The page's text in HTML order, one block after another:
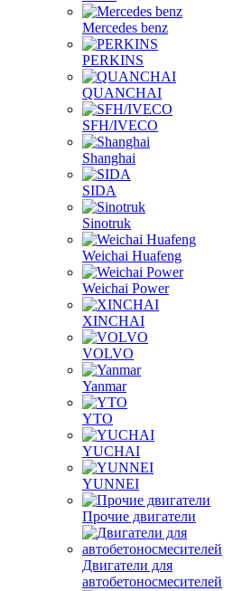
Mercedes benz
PERKINS
QUANCHAI
SFH/IVECO
Shanghai
SIDA
Sinotruk
Weichai Huafeng
Weichai Power
XINCHAI
VOLVO
Yanmar
YTO
YUCHAI
YUNNEI
Прочие двигатели
Двигатели для
автобетоносмесителей